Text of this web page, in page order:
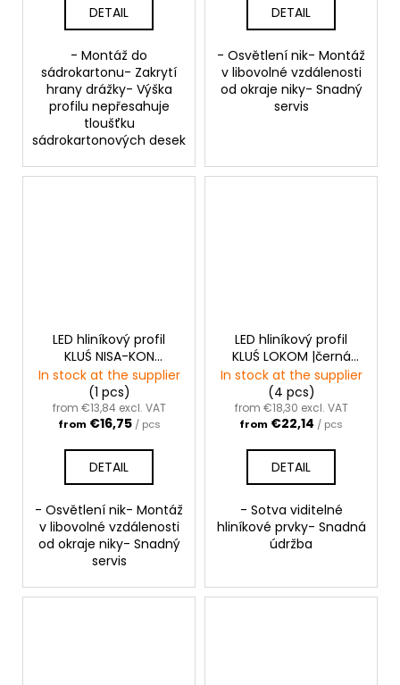
DETAIL
- Montáž do
sádrokartonu- Zakrytí
hrany drážky- Výška
profilu nepřesahuje
tloušťku
sádrokartonových desek
DETAIL
- Osvětlení nik- Montáž
v libovolné vzdálenosti
od okraje niky- Snadný
servis
LED hliníkový profil
KLUŚ NISA-KON
|neanodizovaná
In stock at the supplier
(1 pcs)
from €13,84 excl. VAT
from €16,75 / pcs
DETAIL
- Osvětlení nik- Montáž
v libovolné vzdálenosti
od okraje niky- Snadný
servis
LED hliníkový profil
KLUŚ LOKOM |černá
anoda
In stock at the supplier
(4 pcs)
from €18,30 excl. VAT
from €22,14 / pcs
DETAIL
- Sotva viditelné
hliníkové prvky- Snadná
údržba